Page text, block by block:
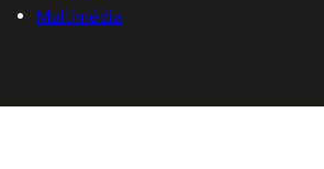
Multimédia